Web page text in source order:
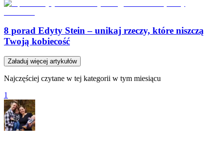
8 porad Edyty Stein – unikaj rzeczy, które niszczą
Twoją kobiecość
Załaduj więcej artykułów
Najczęściej czytane w tej kategorii w tym miesiącu
1